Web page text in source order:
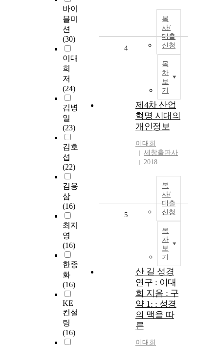
바이
블미
션
(30)
이대
희
저
(24)
김병
일
(23)
김호
섭
(22)
김용
삼
(16)
최지
영
(16)
한종
화
(16)
KE
컨설
팅
(16)
복
사/
대출
신청
목
차
보
기
4
제4차 산업
혁명 시대의
개인정보
이대희
세창출판사
2018
복
사/
대출
신청
목
차
보
기
5
산 길 성경
연구 : 이대
희 지음 : 구
약 1: : 성경
의 맥을 따
른
이대희